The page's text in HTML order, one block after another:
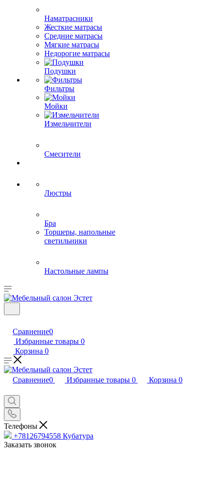
Наматрасники
Жесткие матрасы
Средние матрасы
Мягкие матрасы
Недорогие матрасы
Подушки
Фильтры
Мойки
Измельчители
Смесители
Люстры
Бра
Торшеры, напольные
светильники
Настольные лампы
Сравнение0
Избранные товары 0
Корзина 0
Сравнение0 Избранные товары 0 Корзина 0
Телефоны
+78126794558 Кубатура
Заказать звонок